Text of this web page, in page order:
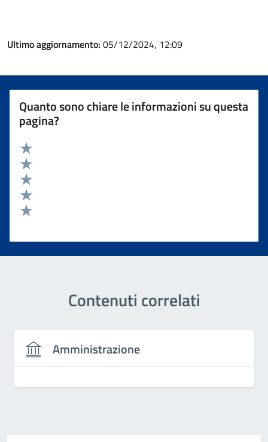
Ultimo aggiornamento: 05/12/2024, 12:09
Quanto sono chiare le informazioni su questa
pagina?
Valuta 5 stelle su 5
Valuta 4 stelle su 5
Valuta 3 stelle su 5
Valuta 2 stelle su 5
Contenuti correlati
Amministrazione